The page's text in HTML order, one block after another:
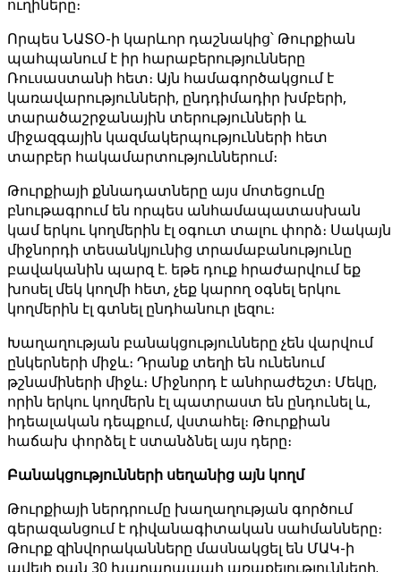
ուղիները։
Որպես ՆԱՏՕ-ի կարևոր դաշնակից՝ Թուրքիան
պահպանում է իր հարաբերությունները
Ռուսաստանի հետ։ Այն համագործակցում է
կառավարությունների, ընդդիմադիր խմբերի,
տարածաշրջանային տերությունների և
միջազգային կազմակերպությունների հետ
տարբեր հակամարտություններում։
Թուրքիայի քննադատները այս մոտեցումը
բնութագրում են որպես անհամապատասխան
կամ երկու կողմերին էլ օգուտ տալու փորձ։ Սակայն
միջնորդի տեսանկյունից տրամաբանությունը
բավականին պարզ է. եթե դուք հրաժարվում եք
խոսել մեկ կողմի հետ, չեք կարող օգնել երկու
կողմերին էլ գտնել ընդհանուր լեզու։
Խաղաղության բանակցությունները չեն վարվում
ընկերների միջև։ Դրանք տեղի են ունենում
թշնամիների միջև։ Միջնորդ է անհրաժեշտ։ Մեկը,
որին երկու կողմերն էլ պատրաստ են ընդունել և,
իդեալական դեպքում, վստահել։ Թուրքիան
հաճախ փորձել է ստանձնել այս դերը։
Բանակցությունների սեղանից այն կողմ
Թուրքիայի ներդրումը խաղաղության գործում
գերազանցում է դիվանագիտական ​​սահմանները։
Թուրք զինվորականները մասնակցել են ՄԱԿ-ի
ավելի քան 30 խաղաղապահ առաքելությունների.